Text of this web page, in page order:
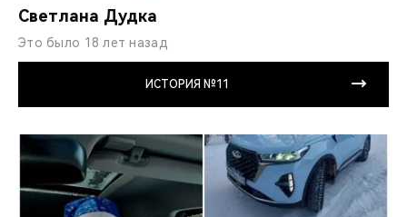
Светлана Дудка
Это было 18 лет назад
ИСТОРИЯ №11